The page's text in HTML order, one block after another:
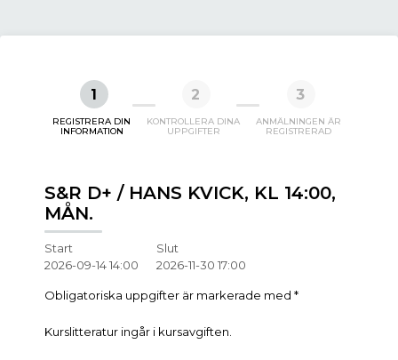
1
REGISTRERA DIN
INFORMATION
2
KONTROLLERA DINA
UPPGIFTER
3
ANMÄLNINGEN ÄR
REGISTRERAD
S&R D+ / HANS KVICK, KL 14:00,
MÅN.
Start
2026-09-14 14:00
Slut
2026-11-30 17:00
Obligatoriska uppgifter är markerade med *
Kurslitteratur ingår i kursavgiften.